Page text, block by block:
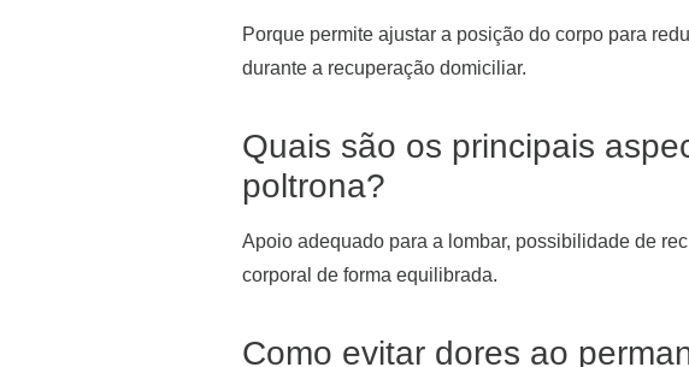
Porque permite ajustar a posição do corpo para
durante a recuperação domiciliar.
Quais são os principais
poltrona?
Apoio adequado para a lombar, possibilidade de
corporal de forma equilibrada.
Como evitar dores ao